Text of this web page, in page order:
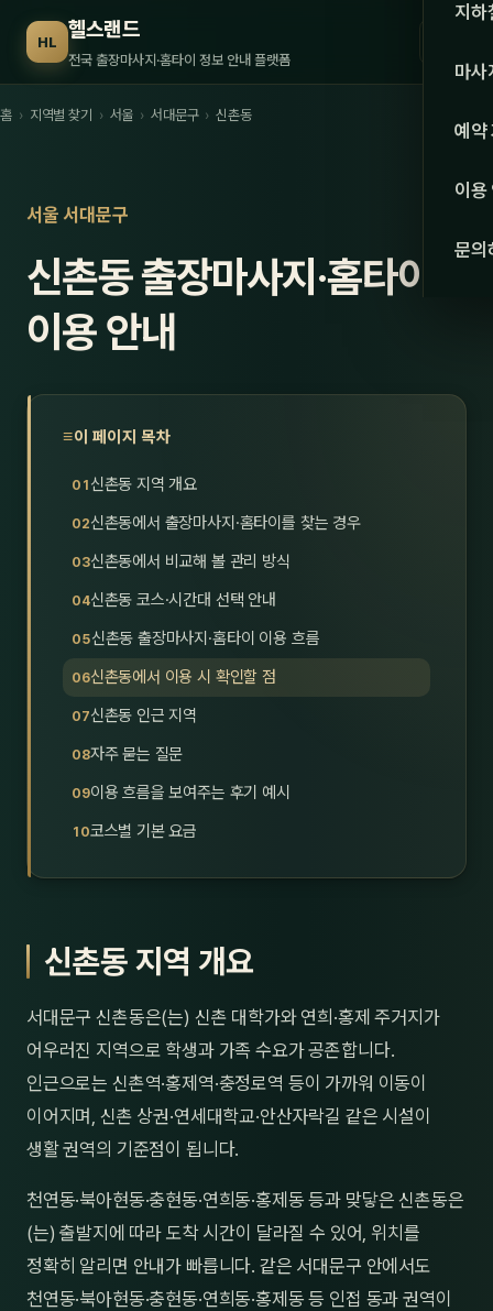
HL 헬스랜드
전국 출장마사지·홈타이 정보 안내 플랫폼 서울
강원·
강원
충북
울산
지하
마사
관리
스
24
예약
이용
문의
홈 › 지역별 찾기 › 서울 › 서대문구 › 신촌동
서울 서대문구
신촌동 출장마사지·홈타이
이용 안내
이 페이지 목차
신촌동 지역 개요
신촌동에서 출장마사지·홈타이를 찾는 경우
신촌동에서 비교해 볼 관리 방식
신촌동 코스·시간대 선택 안내
신촌동 출장마사지·홈타이 이용 흐름
신촌동에서 이용 시 확인할 점
신촌동 인근 지역
자주 묻는 질문
이용 흐름을 보여주는 후기 예시
코스별 기본 요금
신촌동 지역 개요
서대문구 신촌동은(는) 신촌 대학가와 연희·홍제 주거지가
어우러진 지역으로 학생과 가족 수요가 공존합니다.
인근으로는 신촌역·홍제역·충정로역 등이 가까워 이동이
이어지며, 신촌 상권·연세대학교·안산자락길 같은 시설이
생활 권역의 기준점이 됩니다.
천연동·북아현동·충현동·연희동·홍제동 등과 맞닿은 신촌동은
(는) 출발지에 따라 도착 시간이 달라질 수 있어, 위치를
정확히 알리면 안내가 빠릅니다. 같은 서대문구 안에서도
천연동·북아현동·충현동·연희동·홍제동 등 인접 동과 권역이